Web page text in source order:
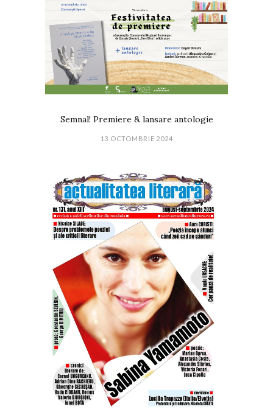
Semnal! Premiere & lansare antologie
13 OCTOMBRIE 2024